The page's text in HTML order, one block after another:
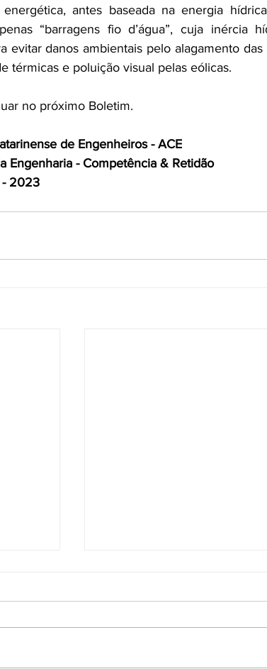
energética, antes baseada na energia
“barragens fio d’água”, cuja
evitar danos ambientais pelo alagamento
térmicas e poluição visual pelas eólicas.
no próximo Boletim.
de Engenheiros - ACE
Engenharia - Competência & Retidão
- 2023